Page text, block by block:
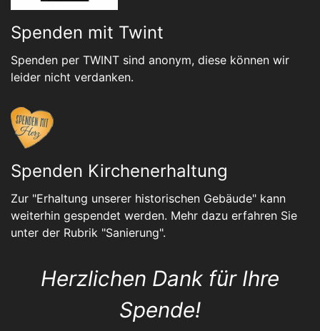
Spenden mit Twint
Spenden per TWINT sind anonym, diese können wir
leider nicht verdanken.
Spenden Kirchenerhaltung
Zur "Erhaltung unserer historischen Gebäude" kann
weiterhin gespendet werden. Mehr dazu erfahren Sie
unter der Rubrik "Sanierung".
Herzlichen Dank für Ihre
Spende!